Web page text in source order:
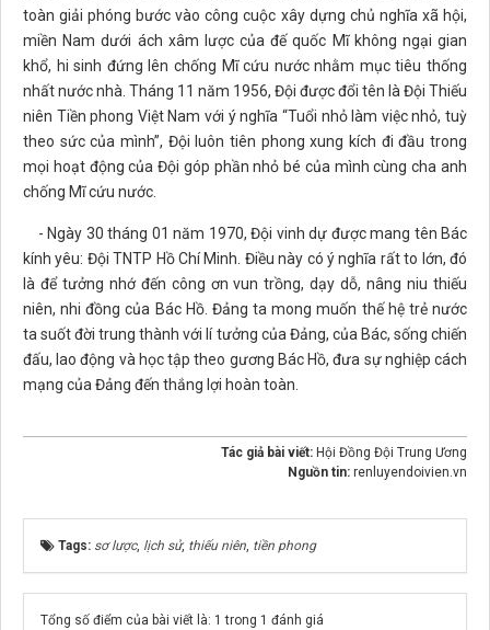
toàn giải phóng bước vào công cuộc xây dựng chủ nghĩa xã hội,
miền Nam dưới ách xâm lược của đế quốc Mĩ không ngại gian
khổ, hi sinh đứng lên chống Mĩ cứu nước nhằm mục tiêu thống
nhất nước nhà. Tháng 11 năm 1956, Đội được đổi tên là Đội Thiếu
niên Tiền phong Việt Nam với ý nghĩa “Tuổi nhỏ làm việc nhỏ, tuỳ
theo sức của mình”, Đội luôn tiên phong xung kích đi đầu trong
mọi hoạt động của Đội góp phần nhỏ bé của mình cùng cha anh
chống Mĩ cứu nước.
- Ngày 30 tháng 01 năm 1970, Đội vinh dự được mang tên Bác
kính yêu: Đội TNTP Hồ Chí Minh. Điều này có ý nghĩa rất to lớn, đó
là để tưởng nhớ đến công ơn vun trồng, dạy dỗ, nâng niu thiếu
niên, nhi đồng của Bác Hồ. Đảng ta mong muốn thế hệ trẻ nước
ta suốt đời trung thành với lí tưởng của Đảng, của Bác, sống chiến
đấu, lao động và học tập theo gương Bác Hồ, đưa sự nghiệp cách
mạng của Đảng đến thắng lợi hoàn toàn.
Tác giả bài viết: Hội Đồng Đội Trung Ương
Nguồn tin: renluyendoivien.vn
Tags: sơ lược, lịch sử, thiếu niên tiền phong
Tổng số điểm của bài viết là: 1 trong 1 đánh giá